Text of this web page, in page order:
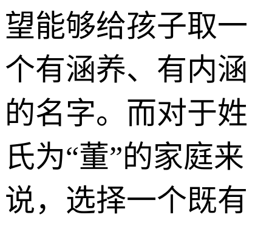
望能够给孩子取一
个有涵养、有内涵
的名字。而对于姓
氏为“董”的家庭来
说，选择一个既有